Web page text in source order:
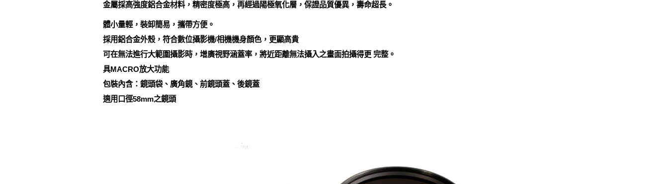
金屬採高強度鋁合金材料，精密度極高，再經過陽極氧化層，保證品質優異，壽命超長。
體小量輕，裝卸簡易，攜帶方便。
採用鋁合金外殼，符合數位攝影機/相機機身顏色，更顯高貴
可在無法進行大範圍攝影時，增廣視野涵蓋率，將近距離無法攝入之畫面拍攝得更 完整。
具MACRO放大功能
包裝內含：鏡頭袋、廣角鏡、前鏡頭蓋、後鏡蓋
適用口徑58mm之鏡頭